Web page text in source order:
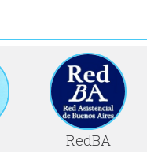
RedBA